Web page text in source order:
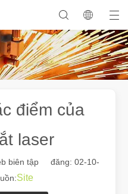
điểm của
laser
biên tập đăng: 02-10-
Site